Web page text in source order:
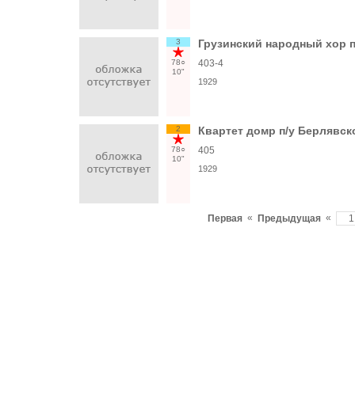
3
78○
10"
Грузинский народный хор
403-4
1929
2
78○
10"
Квартет домр п/у
405
1929
Первая « Предыдущая «